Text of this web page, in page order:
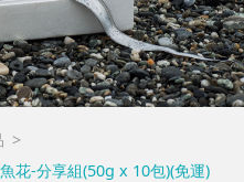
花-分享組(50g x 10包)(免運)